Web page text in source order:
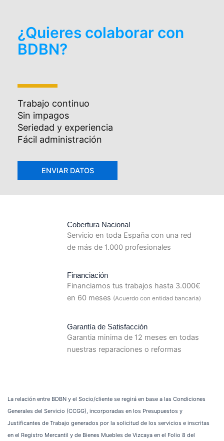
¿Quieres colaborar con
BDBN?
Trabajo continuo
Sin impagos
Seriedad y experiencia
Fácil administración
Cobertura Nacional
Servicio en toda España con una red
de más de 1.000 profesionales
Financiación
Financiamos tus trabajos hasta 3.000€
en 60 meses (Acuerdo con entidad bancaria)
Garantía de Satisfacción
Garantia minima de 12 meses en todas
nuestras reparaciones o reformas
La relación entre BDBN y el Socio/cliente se regirá en base a las Condiciones
Generales del Servicio (CCGG), incorporadas en los Presupuestos y
Justificantes de Trabajo generados por la solicitud de los servicios e inscritas
en el Registro Mercantil y de Bienes Muebles de Vizcaya en el Folio 8 del